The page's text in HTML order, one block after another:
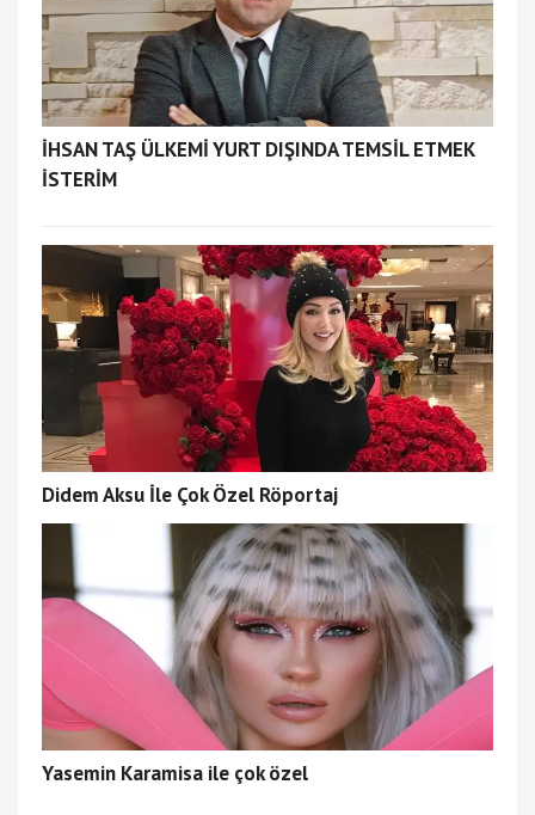
İHSAN TAŞ ÜLKEMİ YURT DIŞINDA TEMSİL ETMEK
İSTERİM
Didem Aksu İle Çok Özel Röportaj
Yasemin Karamisa ile çok özel